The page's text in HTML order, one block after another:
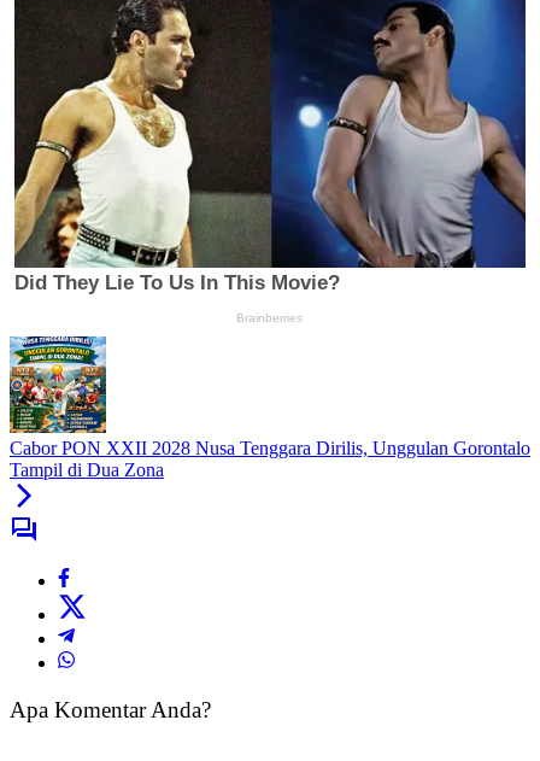
Cabor PON XXII 2028 Nusa Tenggara Dirilis, Unggulan Gorontalo
Tampil di Dua Zona
Apa Komentar Anda?